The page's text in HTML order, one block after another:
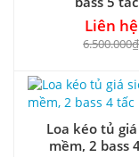
Liên hệ
6.500.000₫
Loa kéo tủ
mềm, 2 bass